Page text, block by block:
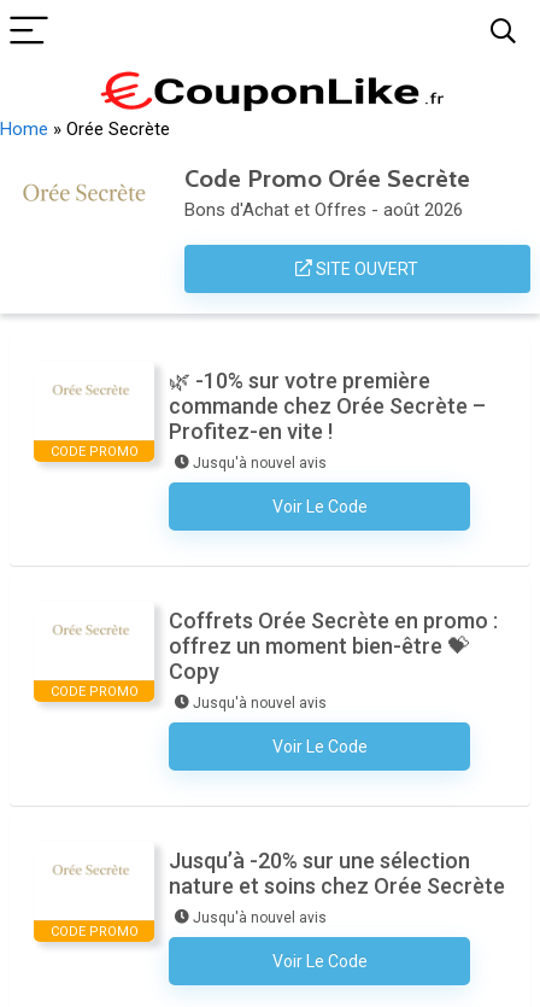
Home » Orée Secrète
Code Promo Orée Secrète
Bons d'Achat et Offres - août 2026
SITE OUVERT
CODE PROMO
🌿 -10% sur votre première
commande chez Orée Secrète –
Profitez-en vite !
Jusqu'à nouvel avis
Voir Le Code
Aucun Code N'est Nécessaire
CODE PROMO
Coffrets Orée Secrète en promo :
offrez un moment bien-être 💝
Copy
Jusqu'à nouvel avis
Voir Le Code
Aucun Code N'est Nécessaire
CODE PROMO
Jusqu’à -20% sur une sélection
nature et soins chez Orée Secrète
Jusqu'à nouvel avis
Voir Le Code
Aucun Code N'est Nécessaire